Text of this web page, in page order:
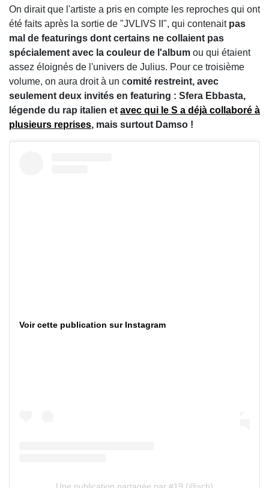
On dirait que l'artiste a pris en compte les reproches qui ont
été faits après la sortie de "JVLIVS II", qui contenait pas
mal de featurings dont certains ne collaient pas
spécialement avec la couleur de l'album ou qui étaient
assez éloignés de l'univers de Julius. Pour ce troisième
volume, on aura droit à un comité restreint, avec
seulement deux invités en featuring : Sfera Ebbasta,
légende du rap italien et avec qui le S a déjà collaboré à
plusieurs reprises, mais surtout Damso !
Voir cette publication sur Instagram